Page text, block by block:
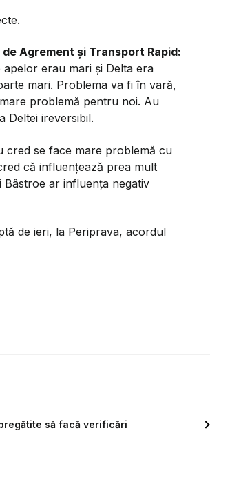
Agrement și Transport Rapid:
erau mari și Delta era
mari. Problema va fi în vară,
problemă pentru noi. Au
Deltei ireversibil.
cred se face mare problemă cu
că influențează prea mult
Bâstroe ar influența negativ
de ieri, la Periprava, acordul
să facă verificări